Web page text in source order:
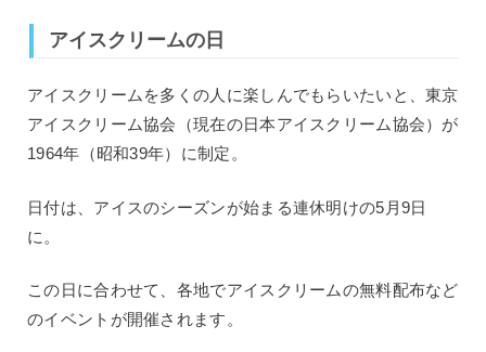
アイスクリームの日
アイスクリームを多くの人に楽しんでもらいたいと、東京
アイスクリーム協会（現在の日本アイスクリーム協会）が
1964年（昭和39年）に制定。
日付は、アイスのシーズンが始まる連休明けの5月9日
に。
この日に合わせて、各地でアイスクリームの無料配布など
のイベントが開催されます。